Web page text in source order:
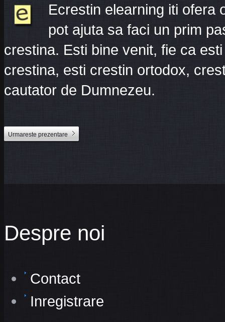
Ecrestin elearning iti ofera
pot ajuta sa faci un prim
crestina. Esti bine venit, fie ca
crestina, esti crestin ortodox,
cautator de Dumnezeu.
Urmareste prezentare
Despre noi
Contact
Inregistrare